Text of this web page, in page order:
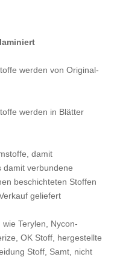
werden von Original-
werden in Blätter
damit
damit verbundene
beschichteten Stoffen
geliefert
Terylen, Nycon-
OK Stoff, hergestellte
Stoff, Samt, nicht